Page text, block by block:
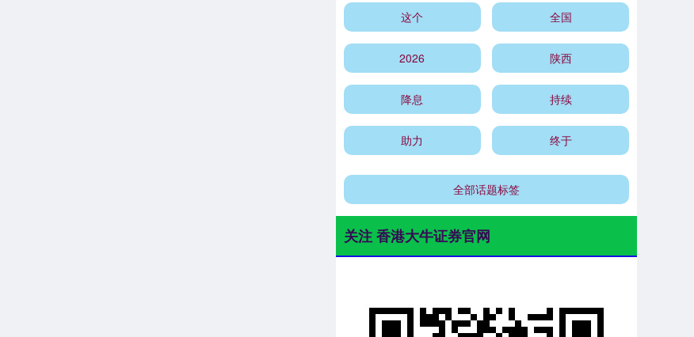
这个 全国
2026 陕西
降息 持续
助力 终于
全部话题标签
关注 香港大牛证券官网